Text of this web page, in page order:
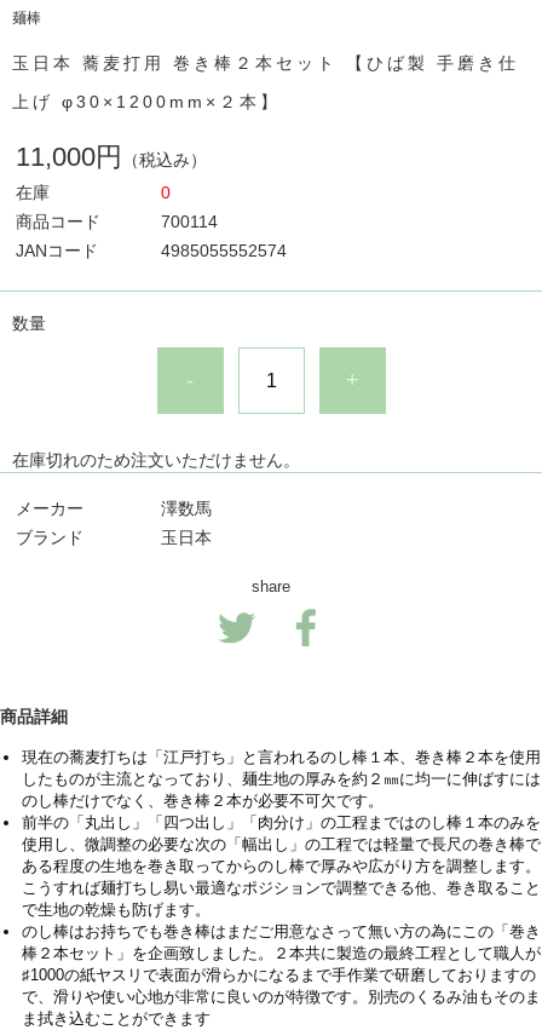
麺棒
玉日本 蕎麦打用 巻き棒２本セット 【ひば製 手磨き仕
上げ φ30×1200mm×２本】
11,000円
（税込み）
在庫
0
商品コード
700114
JANコード
4985055552574
数量
- +
在庫切れのため注文いただけません。
メーカー
澤数馬
ブランド
玉日本
share
商品詳細
現在の蕎麦打ちは「江戸打ち」と言われるのし棒１本、巻き棒２本を使用
したものが主流となっており、麺生地の厚みを約２㎜に均一に伸ばすには
のし棒だけでなく、巻き棒２本が必要不可欠です。
前半の「丸出し」「四つ出し」「肉分け」の工程まではのし棒１本のみを
使用し、微調整の必要な次の「幅出し」の工程では軽量で長尺の巻き棒で
ある程度の生地を巻き取ってからのし棒で厚みや広がり方を調整します。
こうすれば麺打ちし易い最適なポジションで調整できる他、巻き取ること
で生地の乾燥も防げます。
のし棒はお持ちでも巻き棒はまだご用意なさって無い方の為にこの「巻き
棒２本セット」を企画致しました。２本共に製造の最終工程として職人が
♯1000の紙ヤスリで表面が滑らかになるまで手作業で研磨しておりますの
で、滑りや使い心地が非常に良いのが特徴です。別売のくるみ油もそのま
ま拭き込むことができます